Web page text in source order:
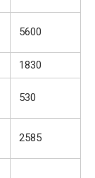
5600
1830
530
2585